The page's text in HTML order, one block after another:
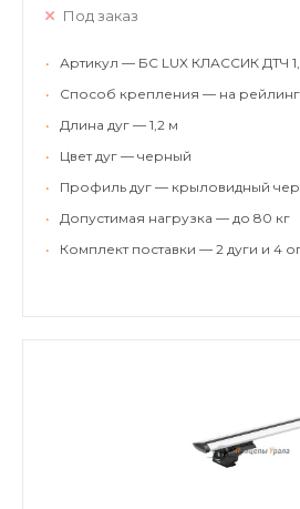
Под заказ
•
Артикул — БС LUX КЛАССИК ДТЧ
•
Способ крепления — на
•
Длина дуг — 1,2 м
•
Цвет дуг — черный
•
Профиль дуг — крыловидный
•
Допустимая нагрузка — до 80 кг
•
Комплект поставки — 2 дуги и 4